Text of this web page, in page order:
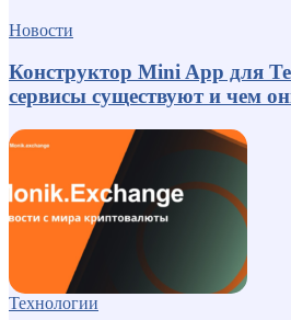
Новости
Конструктор Mini App для
сервисы существуют и чем
Технологии